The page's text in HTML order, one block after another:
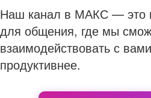
Наш канал в МАКС — это
для общения, где мы
взаимодействовать с
продуктивнее.